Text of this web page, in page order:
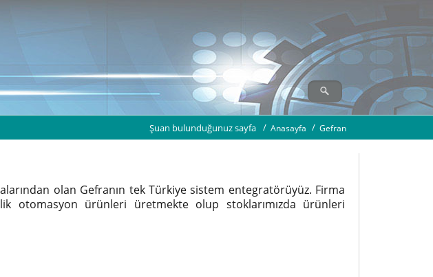
Şuan bulunduğunuz sayfa Anasayfa Gefran
olan Gefranın tek Türkiye sistem entegratörüyüz. Firma
otomasyon ürünleri üretmekte olup stoklarımızda ürünleri